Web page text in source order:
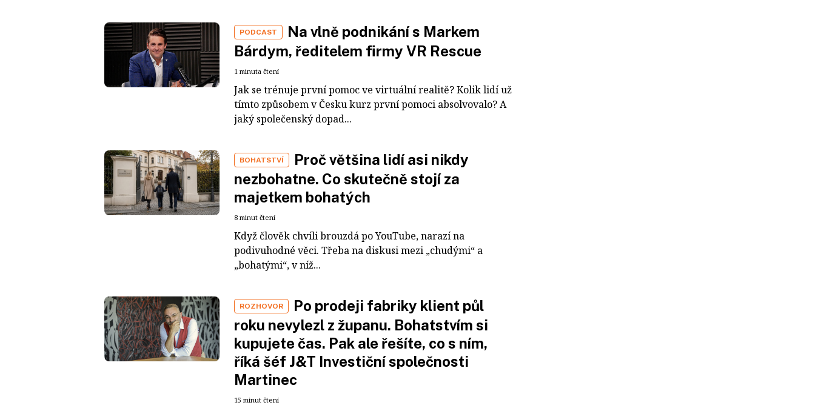
PODCAST
Na vlně podnikání s Markem
Bárdym, ředitelem firmy VR Rescue
1 minuta čtení
Jak se trénuje první pomoc ve virtuální realitě? Kolik lidí už
tímto způsobem v Česku kurz první pomoci absolvovalo? A
jaký společenský dopad...
BOHATSTVÍ
Proč většina lidí asi nikdy
nezbohatne. Co skutečně stojí za
majetkem bohatých
8 minut čtení
Když člověk chvíli brouzdá po YouTube, narazí na
podivuhodné věci. Třeba na diskusi mezi „chudými“ a
„bohatými“, v níž...
ROZHOVOR
Po prodeji fabriky klient půl
roku nevylezl z županu. Bohatstvím si
kupujete čas. Pak ale řešíte, co s ním,
říká šéf J&T Investiční společnosti
Martinec
15 minut čtení